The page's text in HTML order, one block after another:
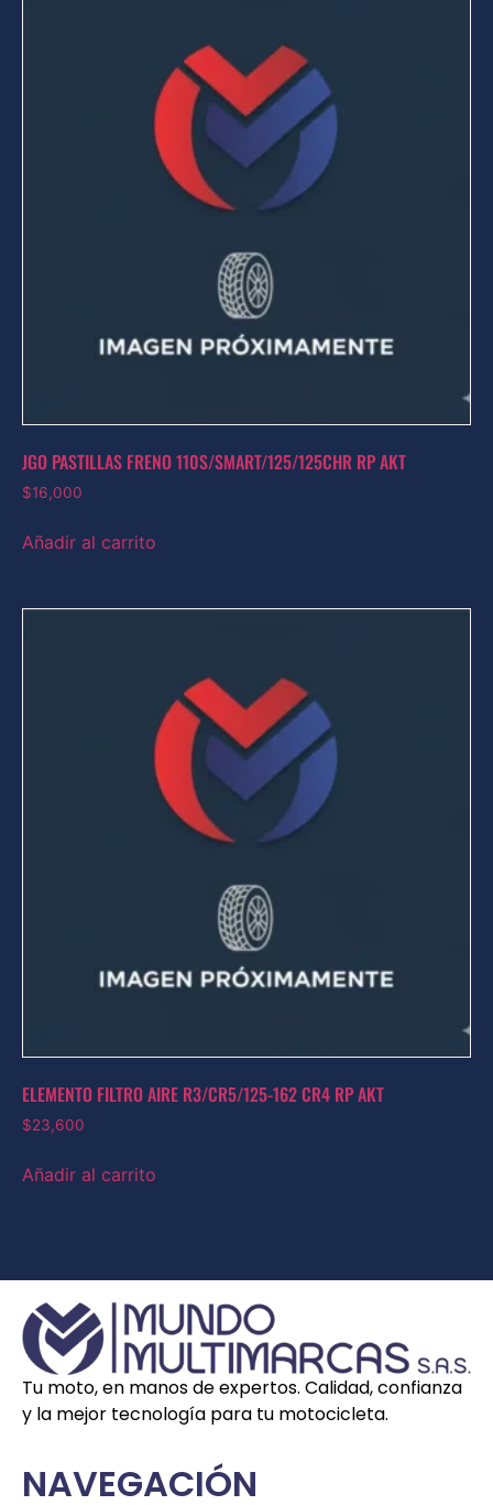
JGO PASTILLAS FRENO 110S/SMART/125/125CHR RP AKT
$16,000
Añadir al carrito
ELEMENTO FILTRO AIRE R3/CR5/125-162 CR4 RP AKT
$23,600
Añadir al carrito
Tu moto, en manos de expertos. Calidad, confianza
y la mejor tecnología para tu motocicleta.
NAVEGACIÓN